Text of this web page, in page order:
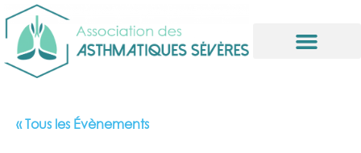
« Tous les Évènements